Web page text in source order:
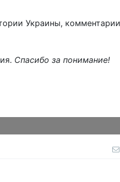
Украины,
Спасибо за понимание!